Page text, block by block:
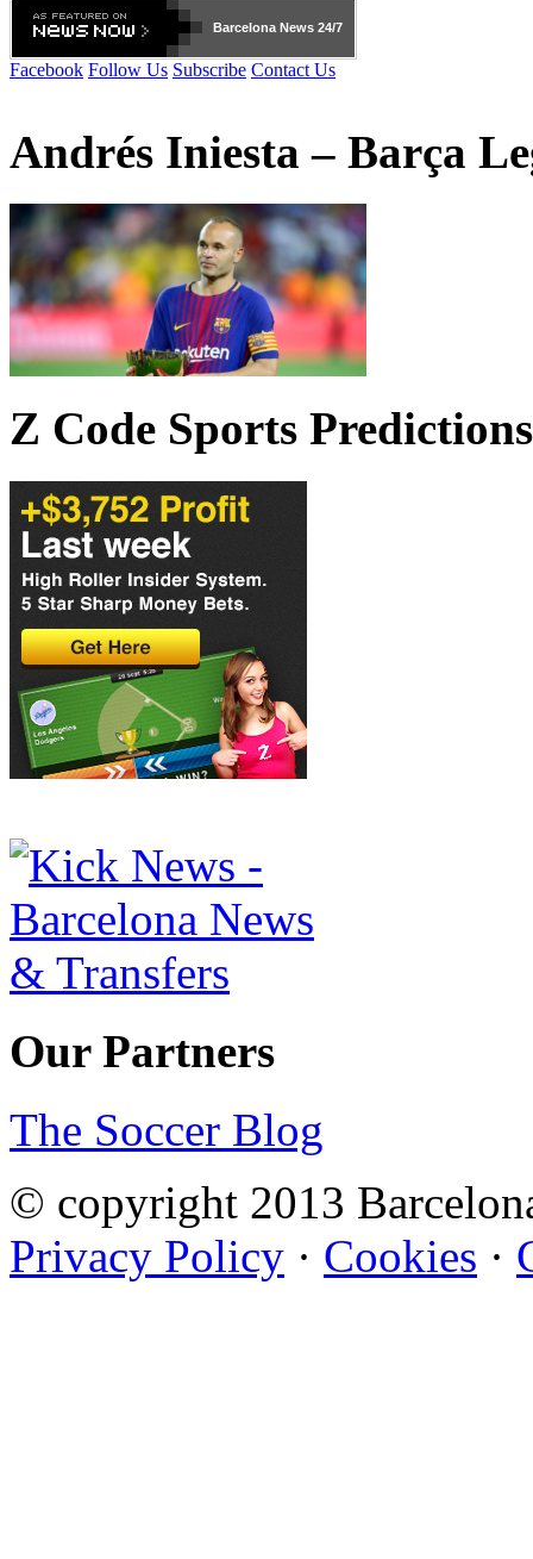
Barcelona News 24/7
Facebook Follow Us Subscribe Contact Us
Andrés Iniesta – Barça
Z Code Sports Predictions
Our Partners
The Soccer Blog
© copyright 2013
Privacy Policy · Cookies ·